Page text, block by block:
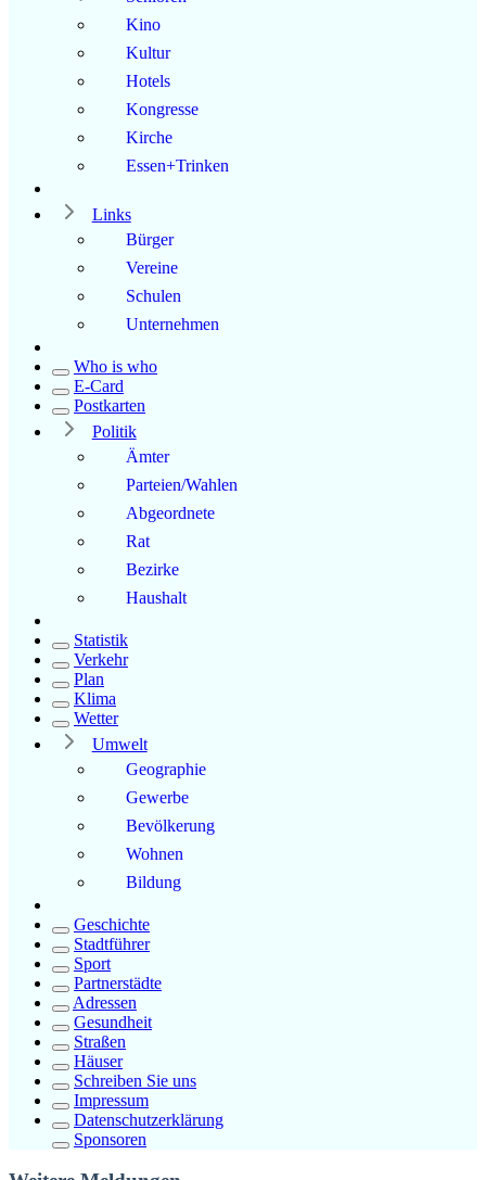
Kino
Kultur
Hotels
Kongresse
Kirche
Essen+Trinken
Links
Bürger
Vereine
Schulen
Unternehmen
Who is who
E-Card
Postkarten
Politik
Ämter
Parteien/Wahlen
Abgeordnete
Rat
Bezirke
Haushalt
Statistik
Verkehr
Plan
Klima
Wetter
Umwelt
Geographie
Gewerbe
Bevölkerung
Wohnen
Bildung
Geschichte
Stadtführer
Sport
Partnerstädte
Adressen
Gesundheit
Straßen
Häuser
Schreiben Sie uns
Impressum
Datenschutzerklärung
Sponsoren